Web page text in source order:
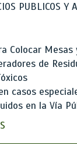
PUBLICOS Y
Colocar Mesas
de
casos
en la Vía